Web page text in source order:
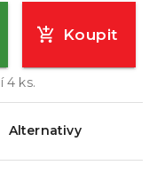
Koupit
4 ks.
Alternativy